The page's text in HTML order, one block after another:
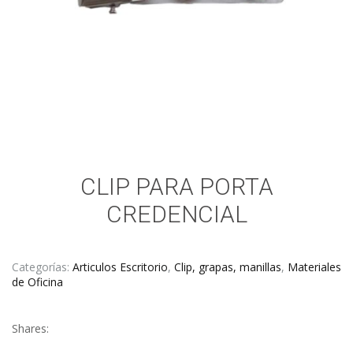
CLIP PARA PORTA
CREDENCIAL
Categorías: Articulos Escritorio, Clip, grapas, manillas, Materiales
de Oficina
Shares: